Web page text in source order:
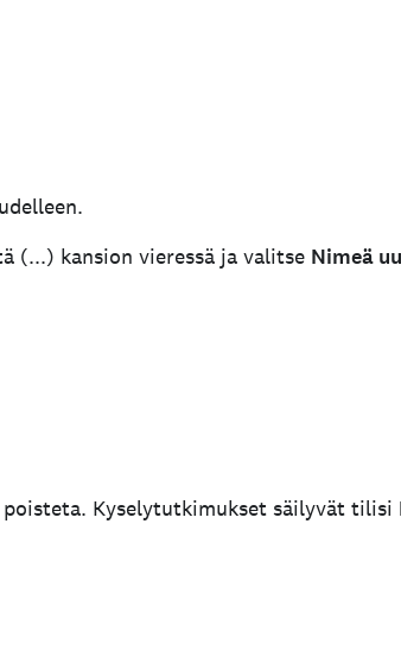
(...) kansion vieressä ja valitse Nimeä
Kyselytutkimukset säilyvät tilisi